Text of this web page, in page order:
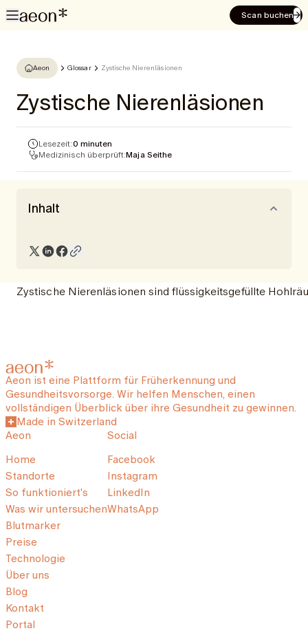
Scan buchen
Aeon Glossar Zystische Nierenläsionen
Zystische Nierenläsionen
Lesezeit:0 minuten
Medizinisch überprüft:Maja Seithe
Inhalt
Zystische Nierenläsionen sind flüssigkeitsgefüllte
Aeon ist eine Plattform für Früherkennung und
Gesundheitsvorsorge. Wir helfen Menschen, einen
vollständigen Überblick über ihre Gesundheit zu gewinnen.
Made in Switzerland
Aeon
Home
Standorte
So funktioniert's
Was wir untersuchen
Blutmarker
Preise
Technologie
Über uns
Blog
Kontakt
Portal
Social
Facebook
Instagram
LinkedIn
WhatsApp